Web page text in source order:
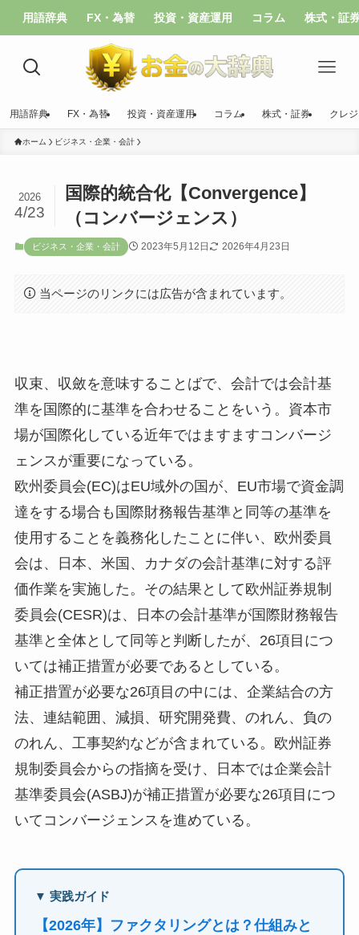
用語辞典 FX・為替 投資・資産運用 コラム 株式・証
用語辞典 FX・為替 投資・資産運用 コラム 株式・証券 クレ
ホーム ビジネス・企業・会計
国際的統合化【Convergence】
（コンバージェンス）
2026
4/23
ビジネス・企業・会計 2023年5月12日 2026年4月23日
当ページのリンクには広告が含まれています。
収束、収斂を意味することばで、会計では会計基
準を国際的に基準を合わせることをいう。資本市
場が国際化している近年ではますますコンバージ
ェンスが重要になっている。
欧州委員会(EC)はEU域外の国が、EU市場で資金調
達をする場合も国際財務報告基準と同等の基準を
使用することを義務化したことに伴い、欧州委員
会は、日本、米国、カナダの会計基準に対する評
価作業を実施した。その結果として欧州証券規制
委員会(CESR)は、日本の会計基準が国際財務報告
基準と全体として同等と判断したが、26項目につ
いては補正措置が必要であるとしている。
補正措置が必要な26項目の中には、企業結合の方
法、連結範囲、減損、研究開発費、のれん、負の
のれん、工事契約などが含まれている。欧州証券
規制委員会からの指摘を受け、日本では企業会計
基準委員会(ASBJ)が補正措置が必要な26項目につ
いてコンバージェンスを進めている。
▼ 実践ガイド
【2026年】ファクタリングとは？仕組みと